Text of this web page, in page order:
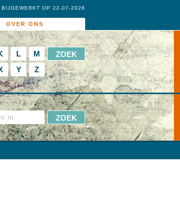
OVER ONS
BIJGEWERKT OP 22-07-2026
L
M
Y Z